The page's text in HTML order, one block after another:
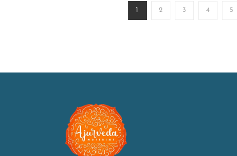
1 2 3 4 5